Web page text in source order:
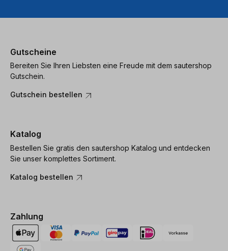
Gutscheine
Bereiten Sie Ihren Liebsten eine Freude mit dem sautershop
Gutschein.
Gutschein bestellen
Katalog
Bestellen Sie gratis den sautershop Katalog und entdecken
Sie unser komplettes Sortiment.
Katalog bestellen
Zahlung